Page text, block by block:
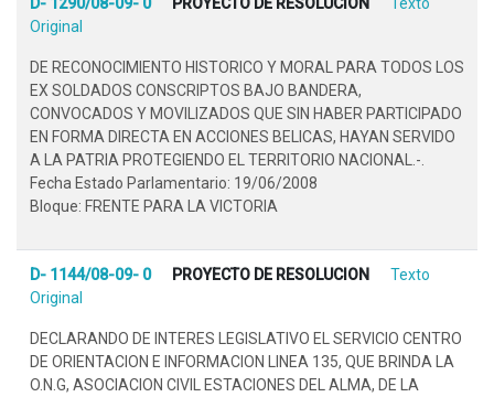
Original
DE RECONOCIMIENTO HISTORICO Y MORAL PARA TODOS LOS
EX SOLDADOS CONSCRIPTOS BAJO BANDERA,
CONVOCADOS Y MOVILIZADOS QUE SIN HABER PARTICIPADO
EN FORMA DIRECTA EN ACCIONES BELICAS, HAYAN SERVIDO
A LA PATRIA PROTEGIENDO EL TERRITORIO NACIONAL.-.
Fecha Estado Parlamentario: 19/06/2008
Bloque: FRENTE PARA LA VICTORIA
D- 1144/08-09- 0 PROYECTO DE RESOLUCION
Texto
Original
DECLARANDO DE INTERES LEGISLATIVO EL SERVICIO CENTRO
DE ORIENTACION E INFORMACION LINEA 135, QUE BRINDA LA
O.N.G, ASOCIACION CIVIL ESTACIONES DEL ALMA, DE LA